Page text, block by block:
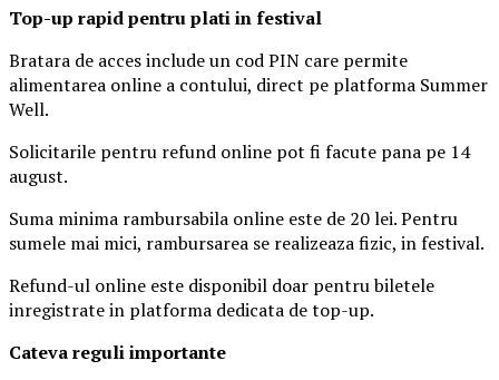
Top-up rapid pentru plati in festival
Bratara de acces include un cod PIN care permite
alimentarea online a contului, direct pe platforma Summer
Well.
Solicitarile pentru refund online pot fi facute pana pe 14
august.
Suma minima rambursabila online este de 20 lei. Pentru
sumele mai mici, rambursarea se realizeaza fizic, in festival.
Refund-ul online este disponibil doar pentru biletele
inregistrate in platforma dedicata de top-up.
Cateva reguli importante